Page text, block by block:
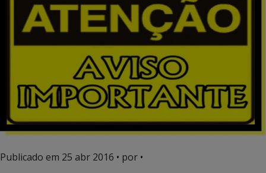
Publicado em 25 abr 2016 • por •